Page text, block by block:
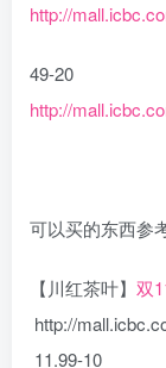
http://
49-20
http://
可以买的东西参
【川红茶叶】 双
http://
11.99-10